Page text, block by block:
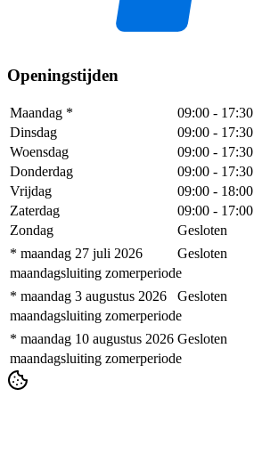
Openingstijden
Maandag * 09:00 - 17:30
Dinsdag
09:00 - 17:30
Woensdag
09:00 - 17:30
Donderdag
09:00 - 17:30
Vrijdag
09:00 - 18:00
Zaterdag
09:00 - 17:00
Zondag
Gesloten
* maandag 27 juli 2026
Gesloten
maandagsluiting zomerperiode
* maandag 3 augustus 2026
Gesloten
maandagsluiting zomerperiode
* maandag 10 augustus 2026 Gesloten
maandagsluiting zomerperiode